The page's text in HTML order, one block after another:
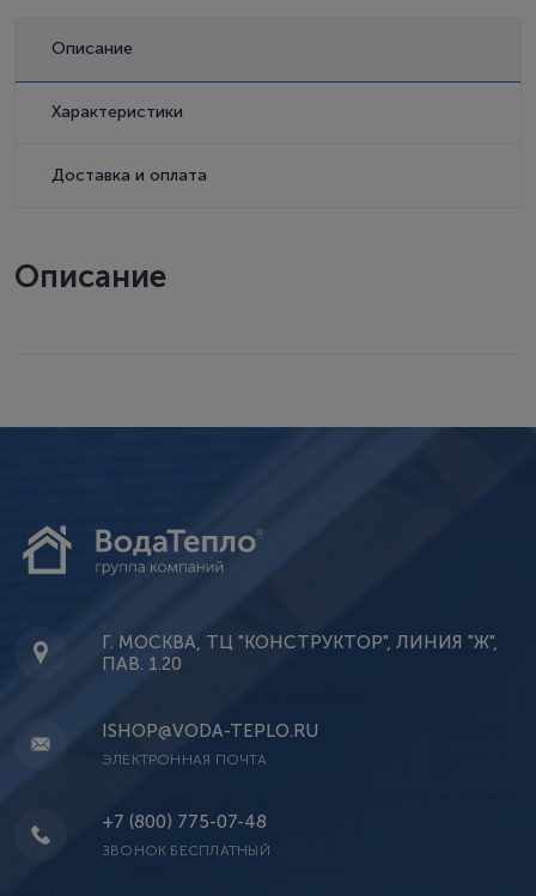
Описание
Характеристики
Доставка и оплата
Описание
Г. МОСКВА, ТЦ "КОНСТРУКТОР", ЛИНИЯ "Ж",
ПАВ. 1.20
ISHOP@VODA-TEPLO.RU
ЭЛЕКТРОННАЯ ПОЧТА
+7 (800) 775-07-48
ЗВОНОК БЕСПЛАТНЫЙ